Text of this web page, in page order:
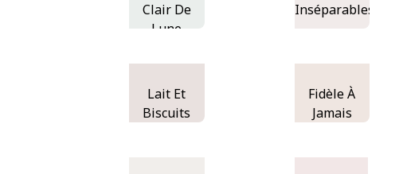
Clair De
Lune
Inséparables
Lait Et
Biscuits
Fidèle À
Jamais